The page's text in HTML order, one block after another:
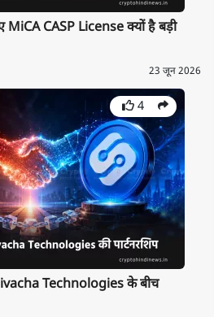
CASP License क्यों है बड़ी
23 जून 2026
4
Technologies के बीच